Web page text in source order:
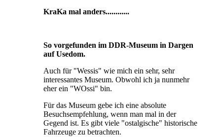
KraKa mal anders............
So vorgefunden im DDR-Museum in Dargen
auf Usedom.
Auch für "Wessis" wie mich ein sehr, sehr
interessantes Museum. Obwohl ich ja nunmehr
eher ein "WOssi" bin.
Für das Museum gebe ich eine absolute
Besuchsempfehlung, wenn man mal in der
Gegend ist. Es gibt viele "ostalgische" historische
Fahrzeuge zu betrachten.